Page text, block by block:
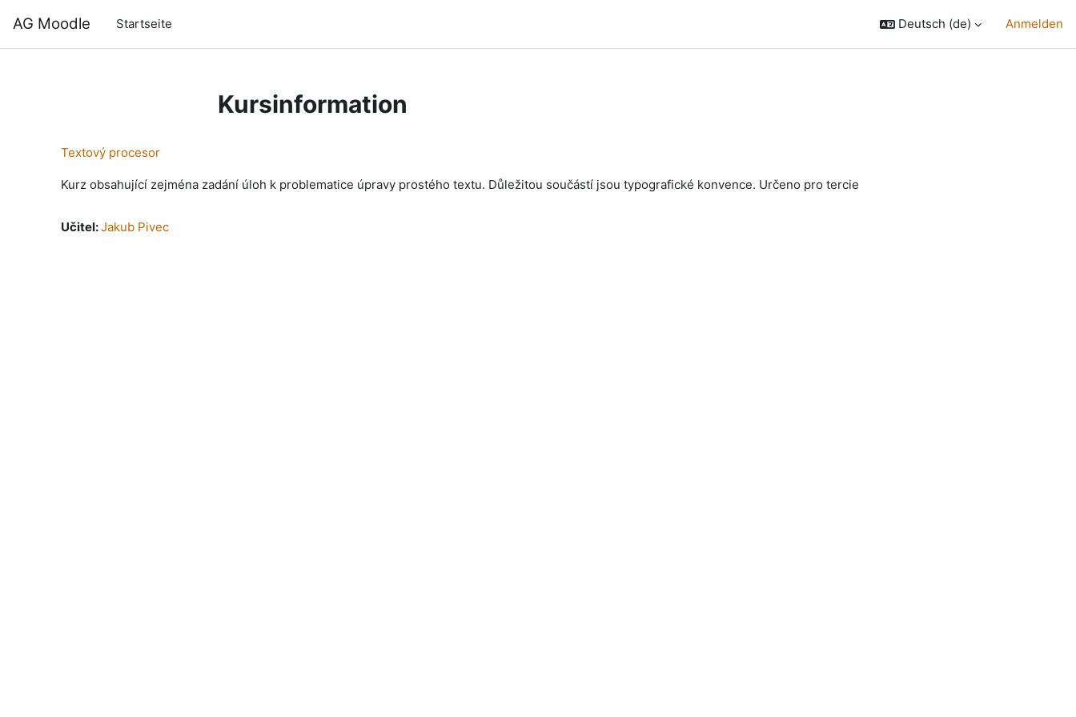
AG Moodle Startseite Deutsch ‎(de)‎ Anmelden
Kursinformation
Textový procesor
Kurz obsahující zejména zadání úloh k problematice úpravy prostého textu. Důležitou součástí jsou typografické konvence. Určeno pro tercie
Učitel:Jakub Pivec